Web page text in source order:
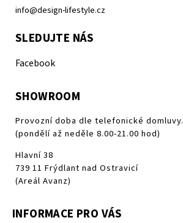
info@design-lifestyle.cz
SLEDUJTE NÁS
Facebook
SHOWROOM
Provozní doba dle telefonické domluvy.
(pondělí až neděle 8.00-21.00 hod)
Hlavní 38
739 11 Frýdlant nad Ostravicí
(Areál Avanz)
INFORMACE PRO VÁS